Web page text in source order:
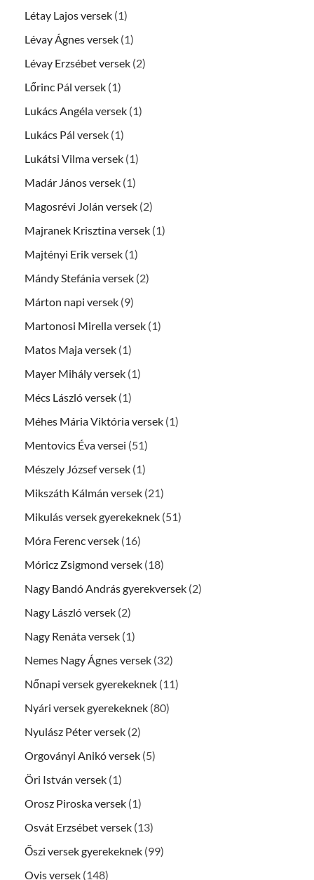
Létay Lajos versek (1)
Lévay Ágnes versek (1)
Lévay Erzsébet versek (2)
Lőrinc Pál versek (1)
Lukács Angéla versek (1)
Lukács Pál versek (1)
Lukátsi Vilma versek (1)
Madár János versek (1)
Magosrévi Jolán versek (2)
Majranek Krisztina versek (1)
Majtényi Erik versek (1)
Mándy Stefánia versek (2)
Márton napi versek (9)
Martonosi Mirella versek (1)
Matos Maja versek (1)
Mayer Mihály versek (1)
Mécs László versek (1)
Méhes Mária Viktória versek (1)
Mentovics Éva versei (51)
Mészely József versek (1)
Mikszáth Kálmán versek (21)
Mikulás versek gyerekeknek (51)
Móra Ferenc versek (16)
Móricz Zsigmond versek (18)
Nagy Bandó András gyerekversek (2)
Nagy László versek (2)
Nagy Renáta versek (1)
Nemes Nagy Ágnes versek (32)
Nőnapi versek gyerekeknek (11)
Nyári versek gyerekeknek (80)
Nyulász Péter versek (2)
Orgoványi Anikó versek (5)
Öri István versek (1)
Orosz Piroska versek (1)
Osvát Erzsébet versek (13)
Őszi versek gyerekeknek (99)
Ovis versek (148)